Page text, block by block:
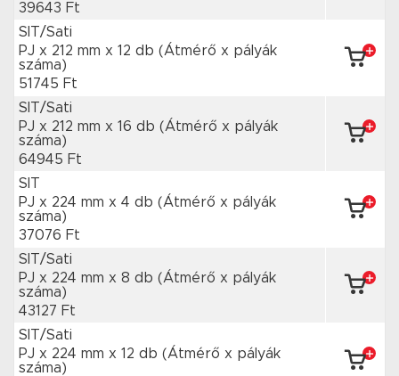
39643 Ft
SIT/Sati
PJ x 212 mm x 12 db (Átmérő x pályák
száma)
51745 Ft
SIT/Sati
PJ x 212 mm x 16 db (Átmérő x pályák
száma)
64945 Ft
SIT
PJ x 224 mm x 4 db (Átmérő x pályák
száma)
37076 Ft
SIT/Sati
PJ x 224 mm x 8 db (Átmérő x pályák
száma)
43127 Ft
SIT/Sati
PJ x 224 mm x 12 db (Átmérő x pályák
száma)